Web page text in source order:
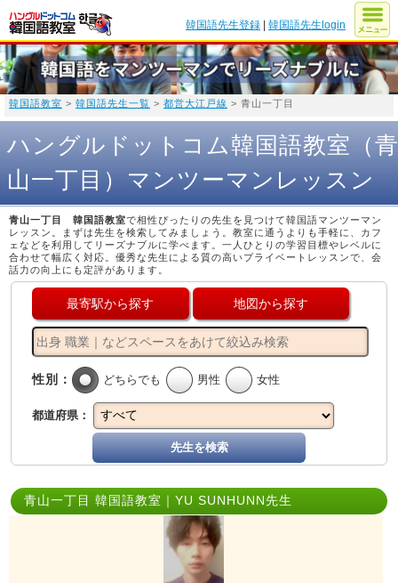
韓国語先生登録 |韓国語先生login
韓国語教室 > 韓国語先生一覧 > 都営大江戸線 > 青山一丁目
ハングルドットコム韓国語教室（青
山一丁目）マンツーマンレッスン
青山一丁目 韓国語教室で相性ぴったりの先生を見つけて韓国語マンツーマン
レッスン。まずは先生を検索してみましょう。教室に通うよりも手軽に、カフ
ェなどを利用してリーズナブルに学べます。一人ひとりの学習目標やレベルに
合わせて幅広く対応。優秀な先生による質の高いプライベートレッスンで、会
話力の向上にも定評があります。
最寄駅から探す 地図から探す
性別： どちらでも 男性 女性
都道府県：
先生を検索
青山一丁目 韓国語教室｜YU SUNHUNN先生